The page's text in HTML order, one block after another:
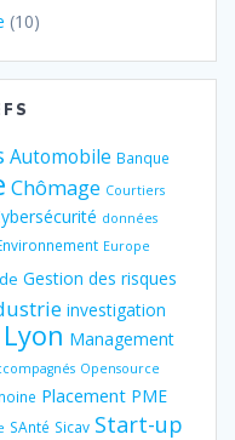
(10)
Automobile Banque
Chômage Courtiers
données
Europe
Gestion des risques
investigation
Lyon Management
Opensource
Placement PME
SAnté Sicav Start-up